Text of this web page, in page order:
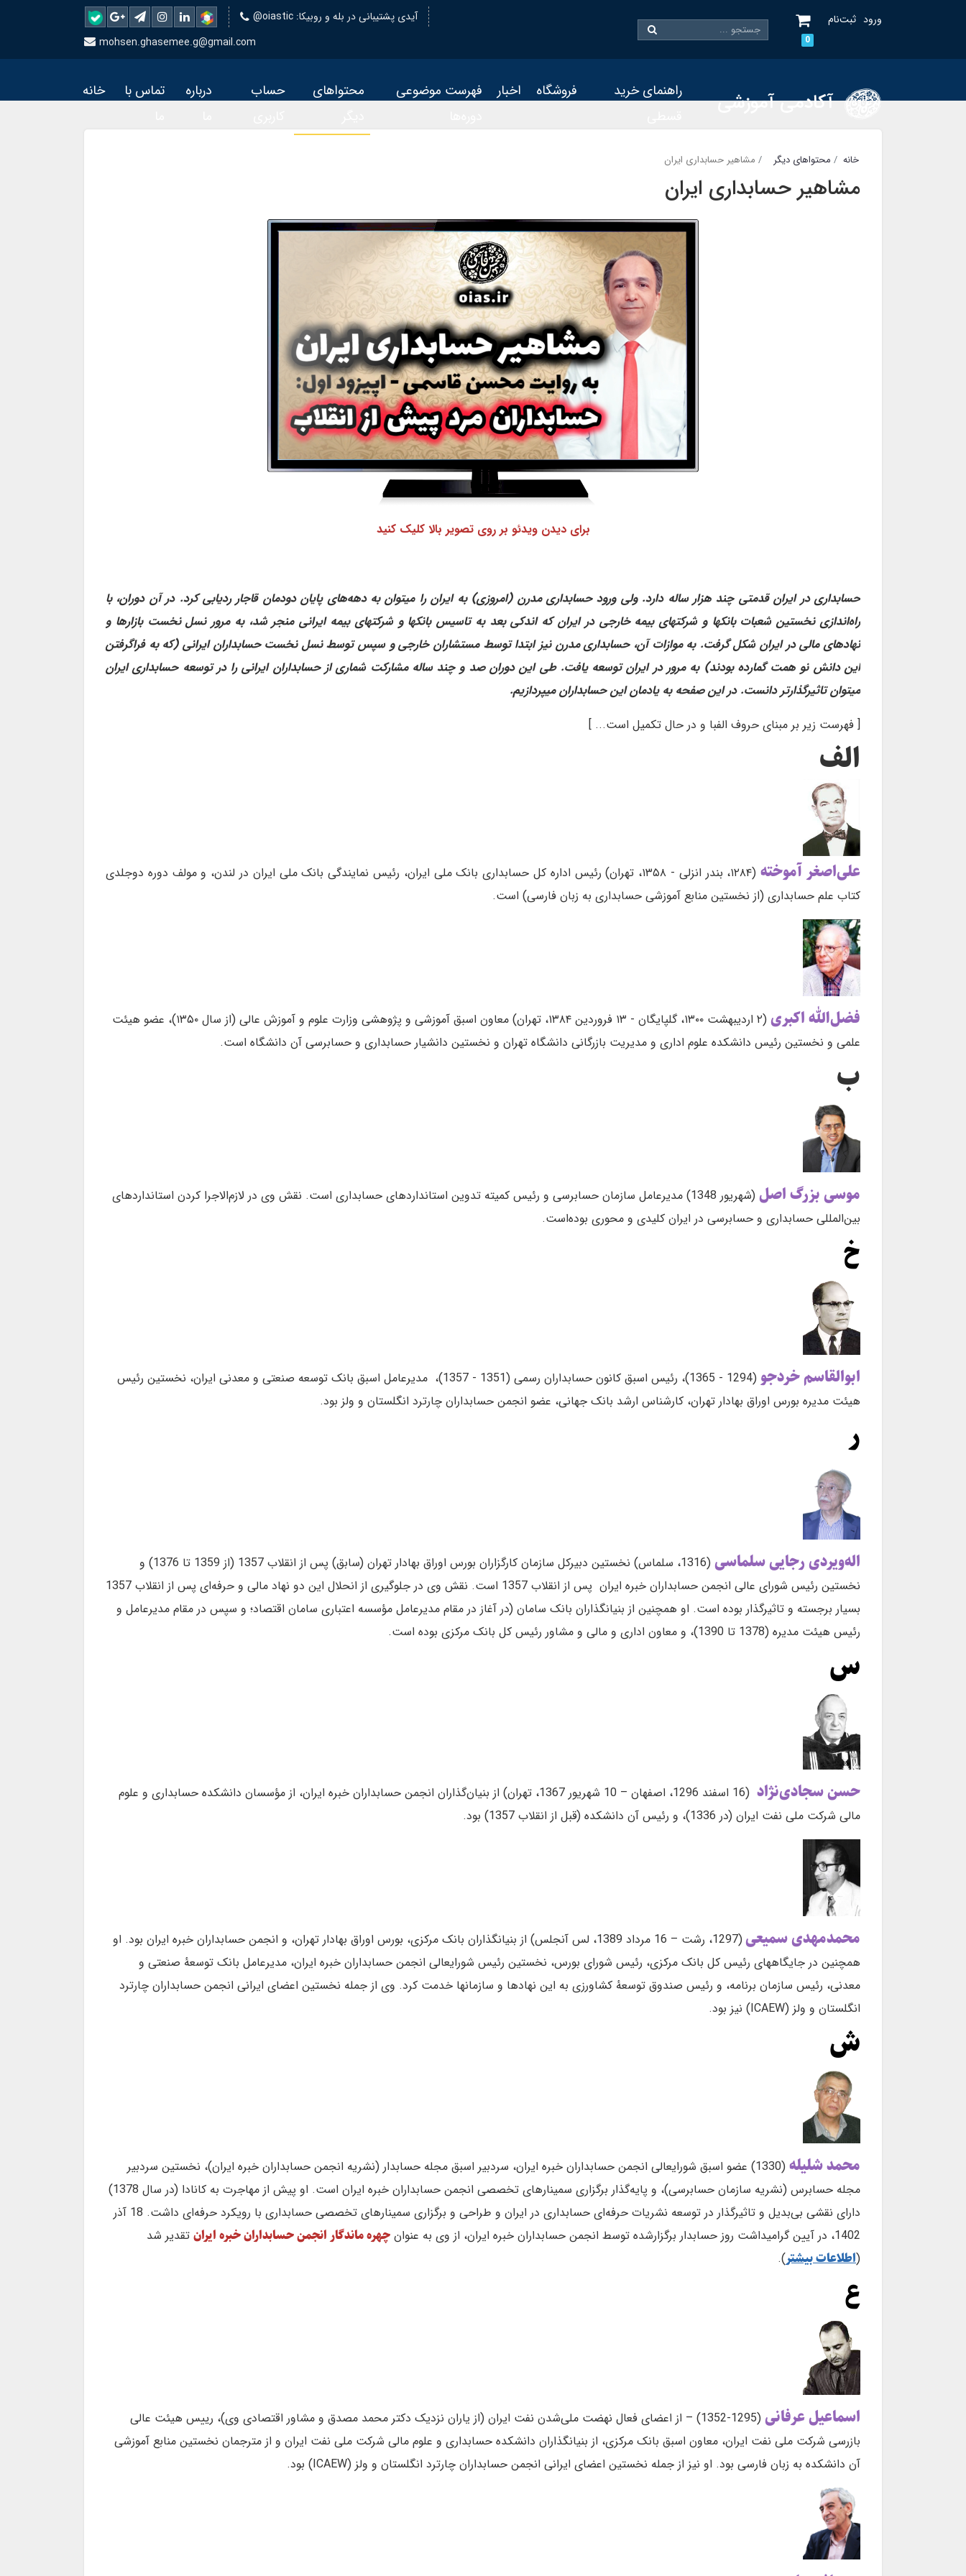
ورود ثبت‌نام
0
@oiastic :آیدی پشتیبانی در بله و روبیکا
mohsen.ghasemee.g@gmail.com
آکادمی آموزشی
راهنمای خرید
فروشگاه اخبار
فهرست موضوعی
محتواهای
حساب
درباره
تماس با
خانه
خانه محتواهای دیگر مشاهیر حسابداری ایران
مشاهیر حسابداری ایران
برای دیدن ویدئو بر روی تصویر بالا کلیک کنید
حسابداری در ایران قدمتی چند هزار ساله دارد. ولی ورود حسابداری مدرن (امروزی) به ایران را میتوان به دهه‌های پایان دودمان قاجار ردیابی کرد. در آن دوران، با
راه‌اندازی نخستین شعبات بانکها و شرکتهای بیمه خارجی در ایران که اندکی بعد به تاسیس بانکها و شرکتهای بیمه ایرانی منجر شد، به مرور نسل نخست بازارها و
نهادهای مالی در ایران شکل گرفت. به موازات آن، حسابداری مدرن نیز ابتدا توسط مستشاران خارجی و سپس توسط نسل نخست حسابداران ایرانی (که به فراگرفتن
این دانش نو همت گمارده بودند) به مرور در ایران توسعه یافت. طی این دوران صد و چند ساله مشارکت شماری از حسابداران ایرانی را در توسعه حسابداری ایران
میتوان تاثیرگذارتر دانست. در این صفحه به یادمان این حسابداران میپردازیم.
[ فهرست زیر بر مبنای حروف الفبا و در حال تکمیل است... ]
الف
علی‌اصغر آموخته(۱۲۸۴، بندر انزلی - ۱۳۵۸، تهران)
رئیس اداره کل حسابداری بانک ملی ایران، رئیس نمایندگی بانک ملی ایران در لندن، و مولف دوره دوجلدی
کتاب علم حسابداری (از نخستین منابع آموزشی حسابداری به زبان فارسی) است.
فضل‌الله اکبری
(۲ اردیبهشت ۱۳۰۰، گلپایگان - ۱۳ فروردین ۱۳۸۴، تهران) معاون اسبق آموزشی و پژوهشی وزارت علوم و آموزش عالی (از سال ۱۳۵۰)، عضو هیئت
علمی و نخستین رئیس دانشکده علوم اداری و مدیریت بازرگانی دانشگاه تهران و نخستین دانشیار حسابداری و حسابرسی آن دانشگاه است.
ب
موسی بزرگ اصل
(شهریور 1348) مدیرعامل سازمان حسابرسی و رئیس کمیته تدوین استانداردهای حسابداری است. نقش وی در لازم‌الاجرا کردن استانداردهای
بین‌المللی حسابداری و حسابرسی در ایران کلیدی و محوری بوده‌است.
خ
ابوالقاسم خردجو
(1294 - 1365)، رئیس اسبق کانون حسابداران رسمی (1351 - 1357)، مدیرعامل اسبق بانک توسعه صنعتی و معدنی ایران، نخستین رئیس
هیئت مدیره بورس اوراق بهادار تهران، کارشناس ارشد بانک جهانی، عضو انجمن حسابداران چارترد انگلستان و ولز بود.
ر
اله‌ویردی رجایی سلماسی
(1316، سلماس) نخستین دبیرکل سازمان کارگزاران بورس اوراق بهادار تهران (سابق) پس از انقلاب 1357 (از 1359 تا 1376) و
نخستین رئیس شورای عالی انجمن حسابداران خبره ایران پس از انقلاب 1357 است. نقش وی در جلوگیری از انحلال این دو نهاد مالی و حرفه‌ای پس از انقلاب 1357
بسیار برجسته و تاثیرگذار بوده است. او همچنین از بنیانگذاران بانک سامان (در آغاز در مقام مدیرعامل مؤسسه اعتباری سامان اقتصاد؛ و سپس در مقام مدیرعامل و
رئیس هیئت مدیره (1378 تا 1390)، و معاون اداری و مالی و مشاور رئیس کل بانک مرکزی بوده است.
س
حسن سجادی‌نژاد
(16 اسفند 1296، اصفهان – 10 شهریور 1367، تهران) از بنیان‌گذاران انجمن حسابداران خبره ایران، از مؤسسان دانشکده حسابداری و علوم
مالی شرکت ملی نفت ایران (در 1336)، و رئیس آن دانشکده (قبل از انقلاب 1357) بود.
محمدمهدی سمیعی
(1297، رشت – 16 مرداد 1389، لس آنجلس) از بنیانگذاران بانک مرکزی، بورس اوراق بهادار تهران، و انجمن حسابداران خبره ایران بود. او
همچنین در جایگاههای رئیس کل بانک مرکزی، رئیس شورای بورس، نخستین رئیس شورایعالی انجمن حسابداران خبره ایران، مدیرعامل بانک توسعهٔ صنعتی و
معدنی، رئیس سازمان برنامه، و رئیس صندوق توسعهٔ کشاورزی به این نهادها و سازمانها خدمت کرد. وی از جمله نخستین اعضای ایرانی انجمن حسابداران چارترد
انگلستان و ولز (ICAEW) نیز بود.
ش
محمد شلیله
(1330) عضو اسبق شورایعالی انجمن حسابداران خبره ایران، سردبیر اسبق مجله حسابدار (نشریه انجمن حسابداران خبره ایران)، نخستین سردبیر
مجله حسابرس (نشریه سازمان حسابرسی)، و پایه‌گذار برگزاری سمینارهای تخصصی انجمن حسابداران خبره ایران است. او پیش از مهاجرت به کانادا (در سال 1378)
دارای نقشی بی‌بدیل و تاثیرگذار در توسعه نشریات حرفه‌ای حسابداری در ایران و طراحی و برگزاری سمینارهای تخصصی حسابداری با رویکرد حرفه‌ای داشت. 18 آذر
1402، در آیین گرامیداشت روز حسابدار برگزارشده توسط انجمن حسابداران خبره ایران، از وی به عنوان
چهره ماندگار انجمن حسابداران خبره ایران تقدیر شد
(اطلاعات بیشتر).
ع
اسماعیل عرفانی
(1295-1352) – از اعضای فعال نهضت ملی‌شدن نفت ایران (از یاران نزدیک دکتر محمد مصدق و مشاور اقتصادی وی)، رییس هیئت عالی
بازرسی شرکت ملی نفت ایران، معاون اسبق بانک مرکزی، از بنیانگذاران دانشکده حسابداری و علوم مالی شرکت ملی نفت ایران و از مترجمان نخستین منابع آموزشی
آن دانشکده به زبان فارسی بود. او نیز از جمله نخستین اعضای ایرانی انجمن حسابداران چارترد انگلستان و ولز (ICAEW) بود.